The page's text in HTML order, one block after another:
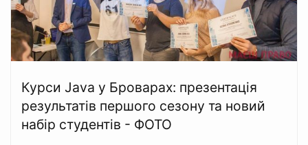
Курси Java у Броварах: презентація
результатів першого сезону та новий
набір студентів - ФОТО